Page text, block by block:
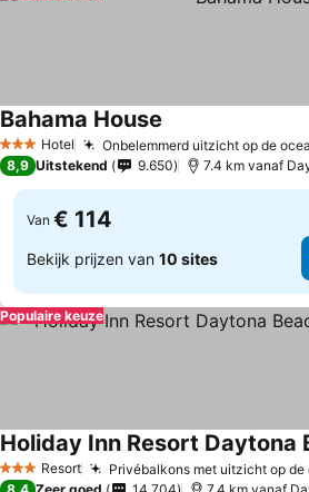
3 SterrenHotel Onbelemmerd uitzicht op de
Bahama House
8,9 Uitstekend 9.650 7.4 km vanaf
Van € 114
Bekijk prijzen van 10 sites
Populaire keuze
3 SterrenResort Privébalkons met uitzicht op de
Prijzen bekijken